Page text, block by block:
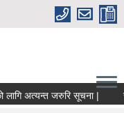
अत्यन्त जरुरि सूचना |